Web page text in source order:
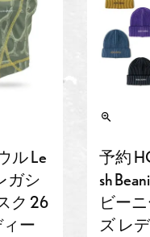
ル Le
ガシ
ク 26
ィー
予約
sh
ビー
ズ レ